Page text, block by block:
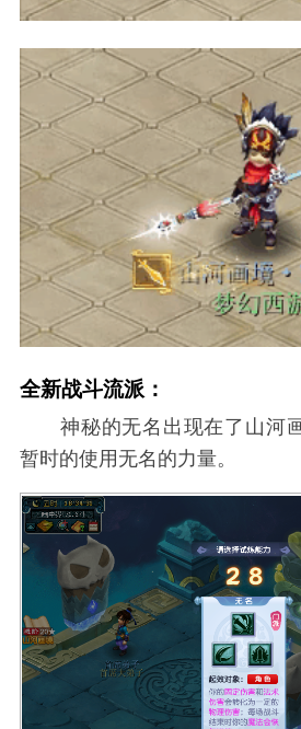
全新战斗流派：
神秘的无名出现在了山河
暂时的使用无名的力量。